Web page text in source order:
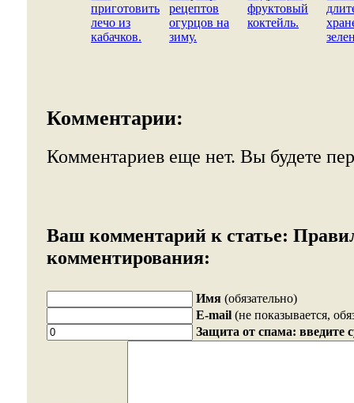
приготовить
лечо из
кабачков.
рецептов
огурцов на
зиму.
фруктовый
коктейль.
Комментарии:
Комментариев еще нет. Вы будете
Ваш комментарий к статье:
комментирования:
Имя (обязательно)
E-mail (не показывается,
Защита от спама: введите